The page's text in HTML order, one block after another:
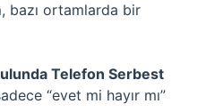
bazı ortamlarda bir
Telefon Serbest
“evet mi hayır mı”